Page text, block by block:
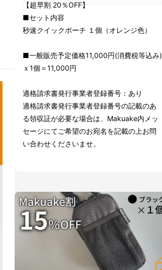
【超早割 20％OFF】
■セット内容
秒速クイックポーチ １個（オレンジ色）
■一般販売予定価格11,000円(消費税等込み)
ｘ1個＝11,000円
適格請求書発行事業者登録番号：あり
適格請求書発行事業者登録番号の記載のあ
る領収証が必要な場合は、Makuake内メッ
セージにてご希望のお宛名を記載の上お問
い合わせくださいませ。